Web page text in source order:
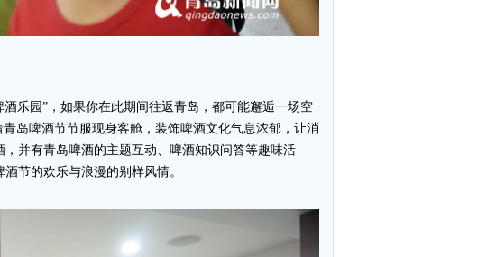
乐园”，如果你在此期间往返青岛，都可能邂逅一场空
岛啤酒节节服现身客舱，装饰啤酒文化气息浓郁，让消
并有青岛啤酒的主题互动、啤酒知识问答等趣味活
节的欢乐与浪漫的别样风情。